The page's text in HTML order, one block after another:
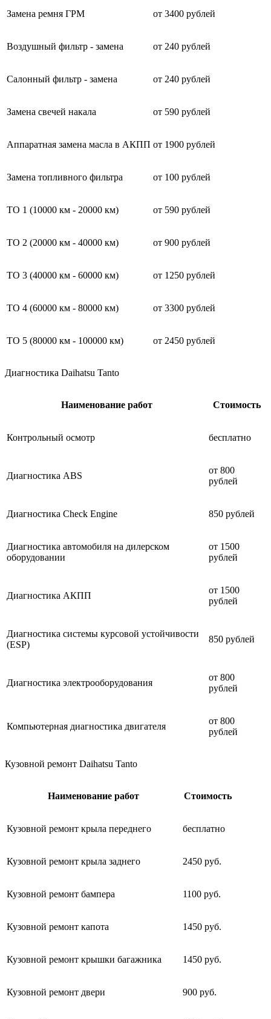
Замена ремня ГРМ от 3400 рублей
Воздушный фильтр - замена от 240 рублей
Салонный фильтр - замена от 240 рублей
Замена свечей накала от 590 рублей
Аппаратная замена масла в АКПП от 1900 рублей
Замена топливного фильтра от 100 рублей
ТО 1 (10000 км - 20000 км) от 590 рублей
ТО 2 (20000 км - 40000 км) от 900 рублей
ТО 3 (40000 км - 60000 км) от 1250 рублей
ТО 4 (60000 км - 80000 км) от 3300 рублей
ТО 5 (80000 км - 100000 км) от 2450 рублей
Диагностика Daihatsu Tanto
Наименование работ Стоимость
Контрольный осмотр бесплатно
Диагностика ABS
от 800
рублей
Диагностика Check Engine 850 рублей
Диагностика автомобиля на дилерском
оборудовании
от 1500
рублей
Диагностика АКПП
от 1500
рублей
Диагностика системы курсовой устойчивости
(ESP)
850 рублей
Диагностика электрооборудования
от 800
рублей
Компьютерная диагностика двигателя
от 800
рублей
Кузовной ремонт Daihatsu Tanto
Наименование работ Стоимость
Кузовной ремонт крыла переднего бесплатно
Кузовной ремонт крыла заднего 2450 руб.
Кузовной ремонт бампера 1100 руб.
Кузовной ремонт капота 1450 руб.
Кузовной ремонт крышки багажника 1450 руб.
Кузовной ремонт двери 900 руб.